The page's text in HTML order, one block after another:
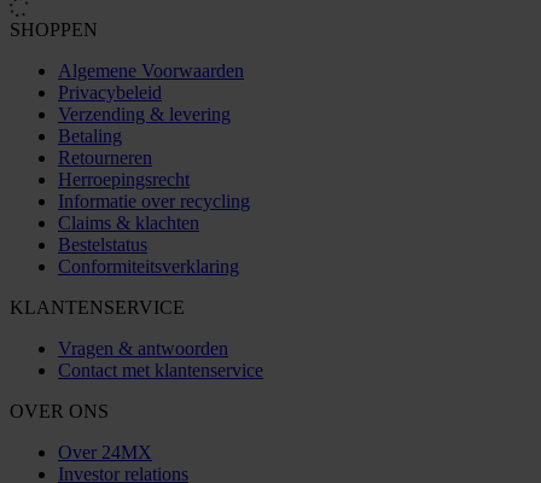
SHOPPEN
Algemene Voorwaarden
Privacybeleid
Verzending & levering
Betaling
Retourneren
Herroepingsrecht
Informatie over recycling
Claims & klachten
Bestelstatus
Conformiteitsverklaring
KLANTENSERVICE
Vragen & antwoorden
Contact met klantenservice
OVER ONS
Over 24MX
Investor relations